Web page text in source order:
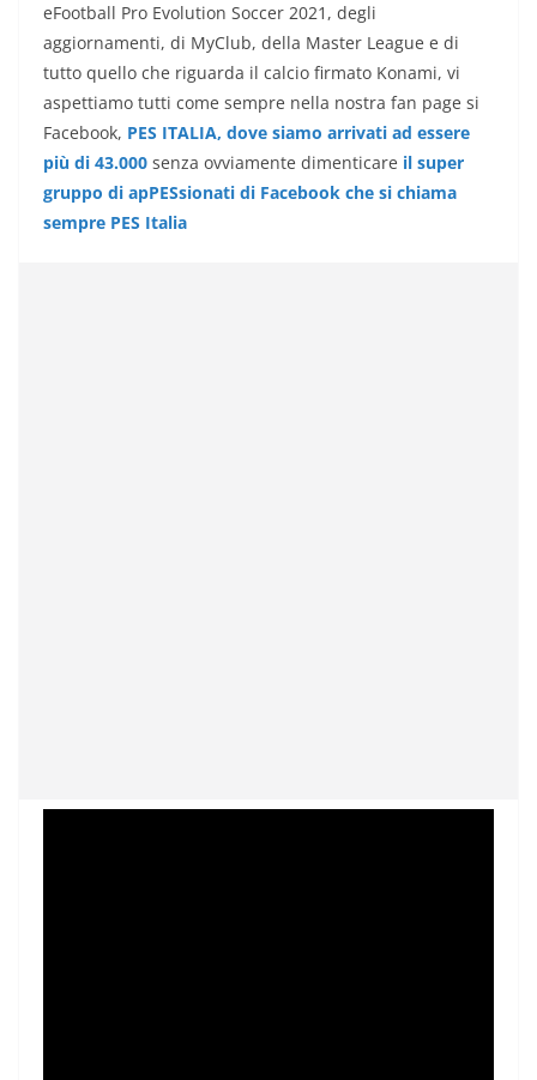
eFootball Pro Evolution Soccer 2021, degli
aggiornamenti, di MyClub, della Master League e di
tutto quello che riguarda il calcio firmato Konami, vi
aspettiamo tutti come sempre nella nostra fan page si
Facebook, PES ITALIA, dove siamo arrivati ad essere
più di 43.000 senza ovviamente dimenticare il super
gruppo di apPESsionati di Facebook che si chiama
sempre PES Italia